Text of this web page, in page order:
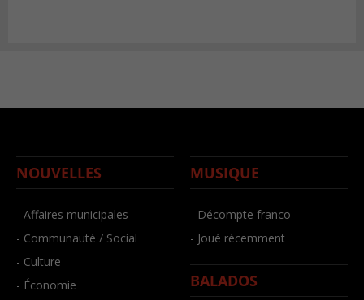
NOUVELLES
- Affaires municipales
- Communauté / Social
- Culture
- Économie
MUSIQUE
- Décompte franco
- Joué récemment
BALADOS